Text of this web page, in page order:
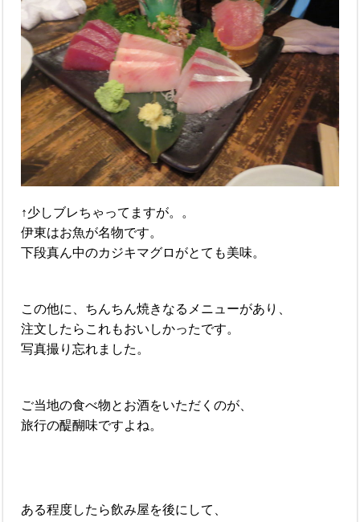
↑少しブレちゃってますが。。
伊東はお魚が名物です。
下段真ん中のカジキマグロがとても美味。
この他に、ちんちん焼きなるメニューがあり、
注文したらこれもおいしかったです。
写真撮り忘れました。
ご当地の食べ物とお酒をいただくのが、
旅行の醍醐味ですよね。
ある程度したら飲み屋を後にして、